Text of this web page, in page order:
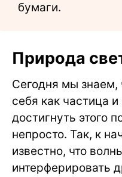
бумаги.
Природа
Сегодня мы знаем,
себя как частица
достигнуть этого
непросто. Так, к
известно, что
интерферировать